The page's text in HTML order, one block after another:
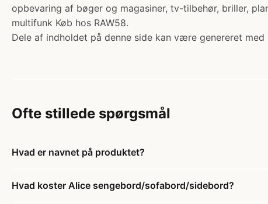
opbevaring af bøger og magasiner, tv-tilbehør, briller,
multifunk Køb hos RAW58.
Dele af indholdet på denne side kan være genereret
Ofte stillede spørgsmål
Hvad er navnet på produktet?
Hvad koster Alice sengebord/sofabord/sidebord?